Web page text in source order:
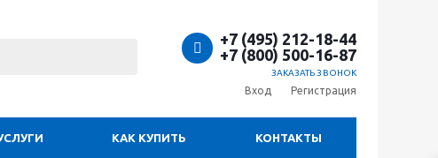
+7 (495) 212-18-44
+7 (800) 500-16-87
ЗАКАЗАТЬ ЗВОНОК
Вход Регистрация
КАК КУПИТЬ КОНТАКТЫ